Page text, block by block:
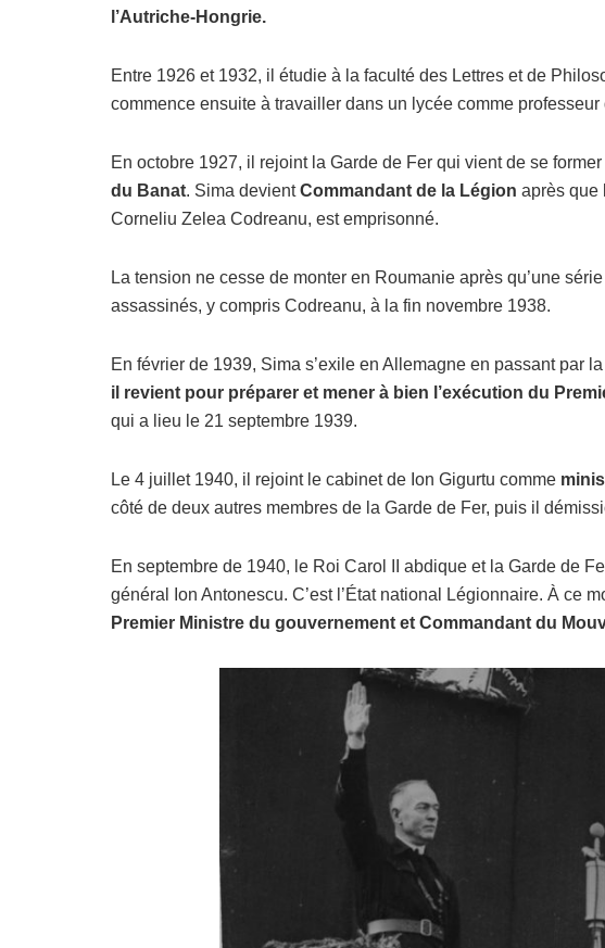
l’Autriche-Hongrie.
Entre 1926 et 1932, il étudie à la faculté des Lettres et de
commence ensuite à travailler dans un lycée comme
En octobre 1927, il rejoint la Garde de Fer qui vient de se
du Banat. Sima devientCommandant de la Légion après que
Corneliu Zelea Codreanu, est emprisonné.
La tension ne cesse de monter en Roumanie après qu’une
assassinés, y compris Codreanu, à la fin novembre 1938.
En février de 1939, Sima s’exile en Allemagne en passant par
il revient pour préparer et mener à bien l’exécution du
qui a lieu le 21 septembre 1939.
Le 4 juillet 1940, il rejoint le cabinet de Ion Gigurtu comme
côté de deux autres membres de la Garde de Fer, puis il
En septembre de 1940, le Roi Carol II abdique et la Garde de
général Ion Antonescu. C’est l’État national Légionnaire. À ce
Premier Ministre du gouvernement et Commandant du